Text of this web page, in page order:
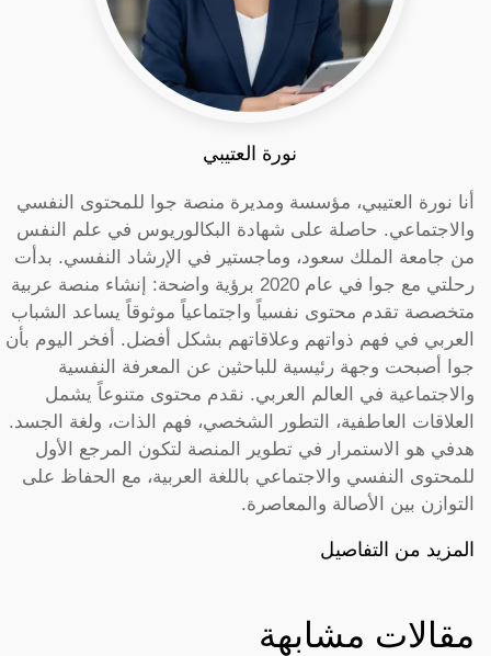
نورة العتيبي
أنا نورة العتيبي، مؤسسة ومديرة منصة جوا للمحتوى النفسي
والاجتماعي. حاصلة على شهادة البكالوريوس في علم النفس
من جامعة الملك سعود، وماجستير في الإرشاد النفسي. بدأت
رحلتي مع جوا في عام 2020 برؤية واضحة: إنشاء منصة عربية
متخصصة تقدم محتوى نفسياً واجتماعياً موثوقاً يساعد الشباب
العربي في فهم ذواتهم وعلاقاتهم بشكل أفضل. أفخر اليوم بأن
جوا أصبحت وجهة رئيسية للباحثين عن المعرفة النفسية
والاجتماعية في العالم العربي. نقدم محتوى متنوعاً يشمل
العلاقات العاطفية، التطور الشخصي، فهم الذات، ولغة الجسد.
هدفي هو الاستمرار في تطوير المنصة لتكون المرجع الأول
للمحتوى النفسي والاجتماعي باللغة العربية، مع الحفاظ على
التوازن بين الأصالة والمعاصرة.
المزيد من التفاصيل
مقالات مشابهة